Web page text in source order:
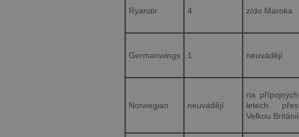
Ryanair 4 z/do Maroka
Germanwings 1 neuvádějí
Norwegian neuvádějí
na přípojných
letech přes
Velkou Británii